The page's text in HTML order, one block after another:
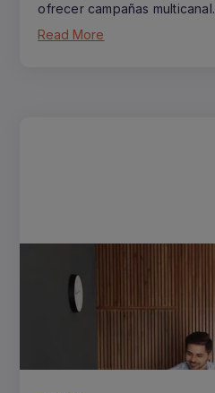
ofrecer campañas multicanal.
Read More